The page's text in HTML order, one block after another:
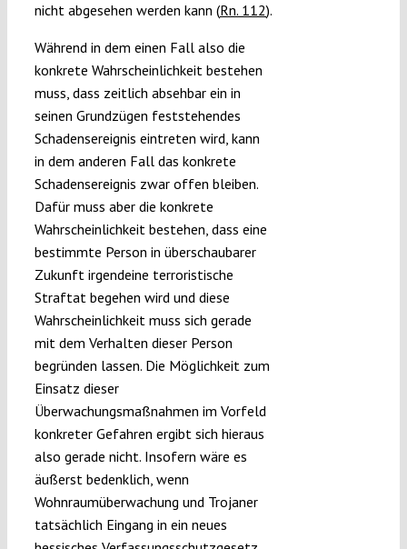
nicht abgesehen werden kann (Rn. 112).
Während in dem einen Fall also die
konkrete Wahrscheinlichkeit bestehen
muss, dass zeitlich absehbar ein in
seinen Grundzügen feststehendes
Schadensereignis eintreten wird, kann
in dem anderen Fall das konkrete
Schadensereignis zwar offen bleiben.
Dafür muss aber die konkrete
Wahrscheinlichkeit bestehen, dass eine
bestimmte Person in überschaubarer
Zukunft irgendeine terroristische
Straftat begehen wird und diese
Wahrscheinlichkeit muss sich gerade
mit dem Verhalten dieser Person
begründen lassen. Die Möglichkeit zum
Einsatz dieser
Überwachungsmaßnahmen im Vorfeld
konkreter Gefahren ergibt sich hieraus
also gerade nicht. Insofern wäre es
äußerst bedenklich, wenn
Wohnraumüberwachung und Trojaner
tatsächlich Eingang in ein neues